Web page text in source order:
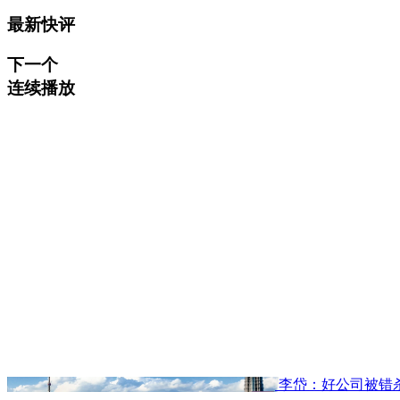
最新快评
下一个
连续播放
李岱：好公司被错